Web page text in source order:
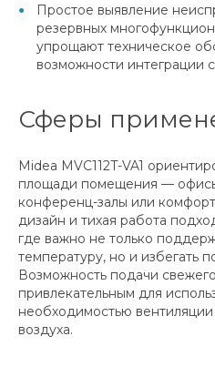
Простое выявление
резервных
упрощают техническое
возможности интеграции
Сферы
Midea MVC112T-VA1
площади помещения —
конференц-залы или
дизайн и тихая работа
где важно не только
температуру, но и избегать
Возможность подачи
привлекательным для
необходимостью
воздуха.